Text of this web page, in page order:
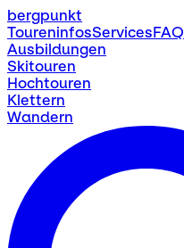
bergpunkt
ToureninfosServicesFAQ
Ausbildungen
Skitouren
Hochtouren
Klettern
Wandern